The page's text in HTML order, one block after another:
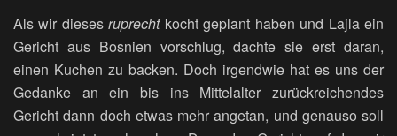
Als wir diesesruprechtkocht geplant haben und Lajla ein
Gericht aus Bosnien vorschlug, dachte sie erst daran,
einen Kuchen zu backen. Doch irgendwie hat es uns der
Gedanke an ein bis ins Mittelalter zurückreichendes
Gericht dann doch etwas mehr angetan, und genauso soll